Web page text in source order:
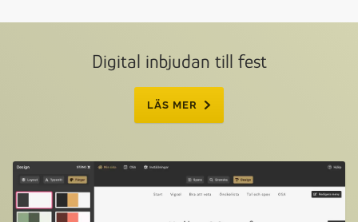
Digital inbjudan till fest
LÄS MER